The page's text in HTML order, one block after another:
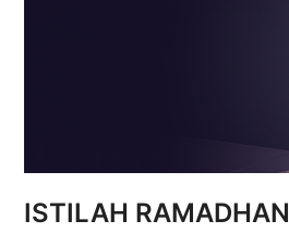
ISTILAH RAMADHAN